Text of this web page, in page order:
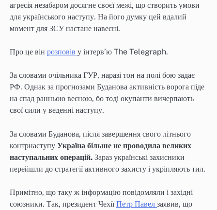
агресія незабаром досягне своєї межі, що створить умови
для українського наступу. На його думку цей вдалий
момент для ЗСУ настане навесні.
Про це він розповів у інтерв’ю The Telegraph.
За словами очільника ГУР, наразі тон на полі бою задає
РФ. Однак за прогнозами Буданова активність ворога піде
на спад ранньою весною, бо тоді окупанти вичерпають
свої сили у веденні наступу.
За словами Буданова, після завершення свого літнього
контрнаступу Україна більше не проводила великих
наступальних операцій. Зараз українські захисники
перейшли до стратегії активного захисту і укріпляють тил.
Примітно, що таку ж інформацію повідомляли і західні
союзники. Так, президент ЧехіїПетр Павел заявив, що